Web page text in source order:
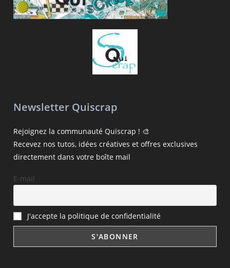
Newsletter Quiscrap
Rejoignez la communauté Quiscrap ! 🎨
Recevez nos tutos, idées créatives et offres exclusives
directement dans votre boîte mail
E-mail
J'accepte la politique de confidentialité